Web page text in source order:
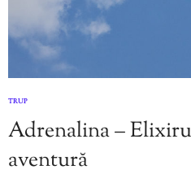
TRUP
Adrenalina –
aventură